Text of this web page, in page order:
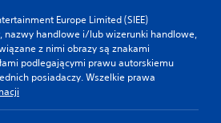
Europe Limited (SIEE)
nazwy handlowe i/lub wizerunki handlowe,
z nimi obrazy są znakami
podlegającymi prawu autorskiemu
posiadaczy. Wszelkie prawa